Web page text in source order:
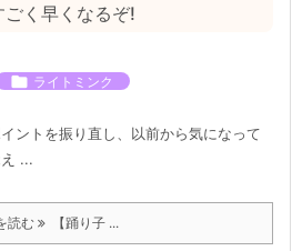
く早くなるぞ!
 ライトミンク
ントを振り直し、以前から気になって
...
読む 【踊り子 ...